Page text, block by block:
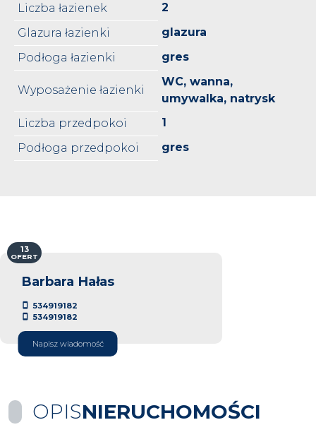
Liczba łazienek
2
Glazura łazienki
glazura
Podłoga łazienki
gres
Wyposażenie łazienki
WC, wanna,
umywalka, natrysk
Liczba przedpokoi
1
Podłoga przedpokoi
gres
Barbara Hałas
534919182
534919182
Napisz wiadomość
13
OFERT
OPISNIERUCHOMOŚCI